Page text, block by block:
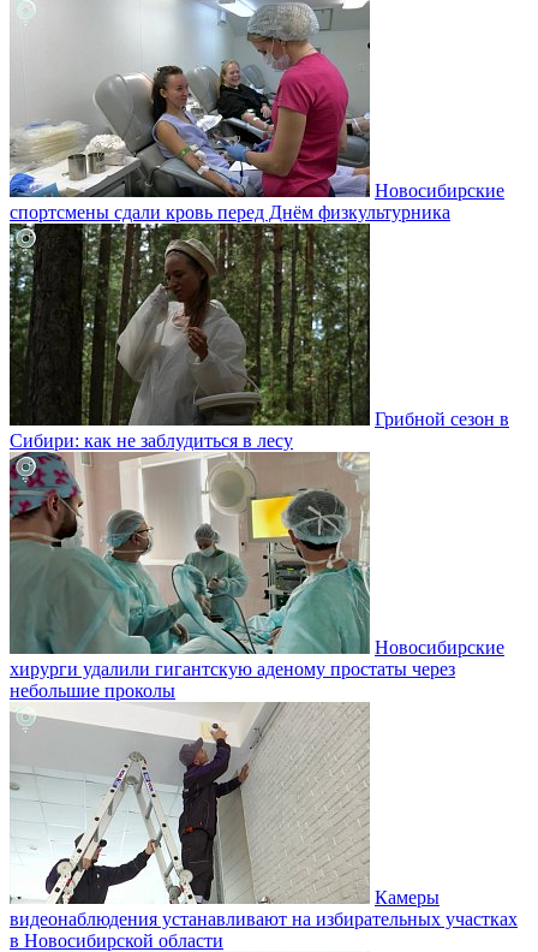
Новосибирские
спортсмены сдали кровь перед Днём физкультурника
Грибной сезон в
Сибири: как не заблудиться в лесу
Новосибирские
хирурги удалили гигантскую аденому простаты через
небольшие проколы
Камеры
видеонаблюдения устанавливают на избирательных участках
в Новосибирской области